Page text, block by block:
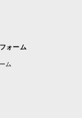
ォーム
ム